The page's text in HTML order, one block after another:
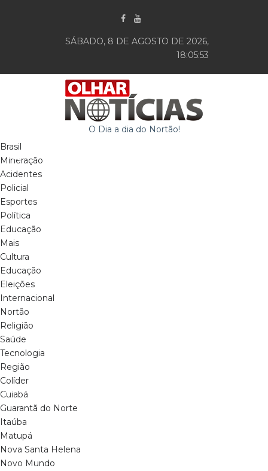
SÁBADO, 8 DE AGOSTO DE 2026,
18:05:53
O Dia a dia do Nortão!
Brasil
Mineração
Acidentes
Policial
Esportes
Política
Educação
Mais
Cultura
Educação
Eleições
Internacional
Nortão
Religião
Saúde
Tecnologia
Região
Colíder
Cuiabá
Guarantã do Norte
Itaúba
Matupá
Nova Santa Helena
Novo Mundo